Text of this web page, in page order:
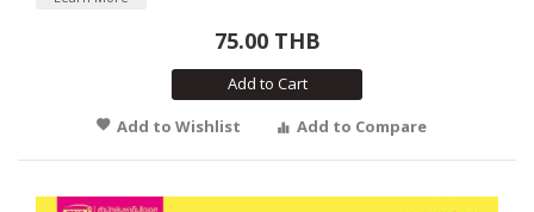
75.00 THB
Add to Cart
Add to Wishlist
Add to Compare